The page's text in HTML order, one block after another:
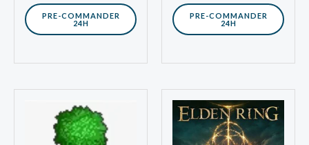
développée par…
PRE-COMMANDER
24H
aujourd’hui votre…
PRE-COMMANDER
24H